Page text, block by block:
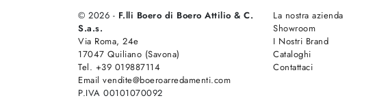
© 2026 - F.lli Boero di Boero Attilio & C.
S.a.s.
Via Roma, 24e
17047 Quiliano (Savona)
Tel. +39 019887114
Email vendite@boeroarredamenti.com
P.IVA 00101070092
La nostra azienda
Showroom
I Nostri Brand
Cataloghi
Contattaci